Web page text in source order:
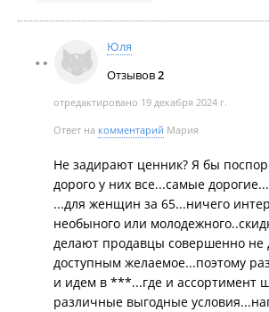
наценкой. Спасибо магазину, что не
ценник. Особенно в условиях всей
замечаю. Консультант, кстати, в
Седанке очень приятная была, все
только после зарплаты
Юля
Отзывов2
отредактировано 19 декабря 2024 г.
Ответ на комментарий Мария
Не задирают ценник? Я бы
дорого у них все...самые
...для женщин за 65...ничего
необыного или
делают продавцы совершенно не
доступным желаемое...поэтому
и идем в ***...где и ассортимент
различные выгодные